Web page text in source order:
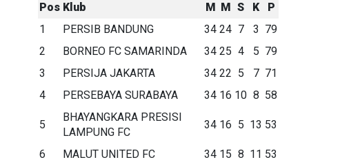
Pos Klub M M S K
P
1
PERSIB BANDUNG 34 24 7 3 79
2
BORNEO FC SAMARINDA 34 25 4 5 79
3
PERSIJA JAKARTA 34 22 5 7 71
4
PERSEBAYA SURABAYA 34 16 10 8 58
5
BHAYANGKARA PRESISI
LAMPUNG FC
34 16 5 13 53
6 MALUT UNITED FC 34 15 8 11 53